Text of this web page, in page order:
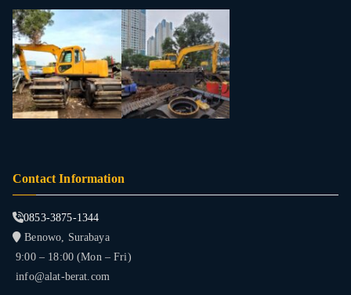
Contact Information
0853-3875-1344
Benowo, Surabaya
9:00 – 18:00 (Mon – Fri)
info@alat-berat.com